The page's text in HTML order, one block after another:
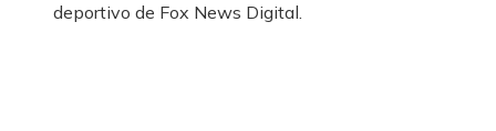
deportivo de Fox News Digital.